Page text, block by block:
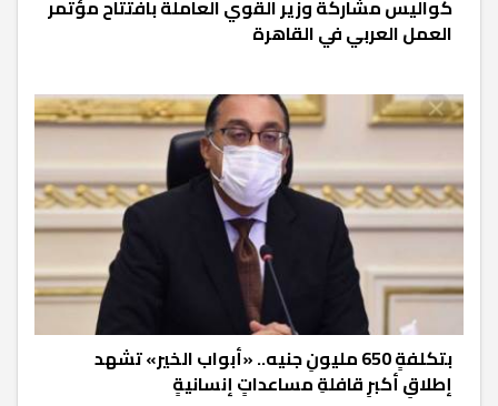
كواليس مشاركة وزير القوي العاملة بافتتاح مؤتمر
العمل العربي في القاهرة
بتكلفةٍ 650 مليونِ جنيه.. «أبواب الخير» تشهد
إطلاقِ أكبرِ قافلةِ مساعداتٍ إنسانيةٍ